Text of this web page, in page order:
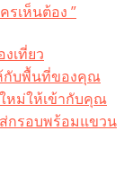
เห็นต้อง ”
เที่ยว
กับพื้นที่ของคุณ
หม่ให้เข้ากับคุณ
กรอบพร้อมแขวน​